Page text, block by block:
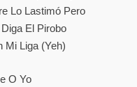
Lo Lastimó Pero
El Pirobo
Mi Liga (yeh)
O Yo